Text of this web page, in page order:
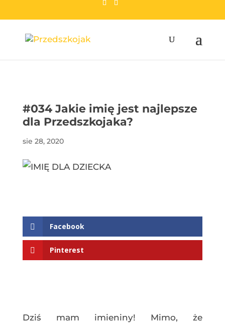
#034 Jakie imię jest najlepsze
dla Przedszkojaka?
sie 28, 2020
Facebook
Pinterest
Dziś mam imieniny! Mimo, że